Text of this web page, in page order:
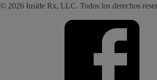
© 2026 Inside Rx, LLC. Todos los derechos